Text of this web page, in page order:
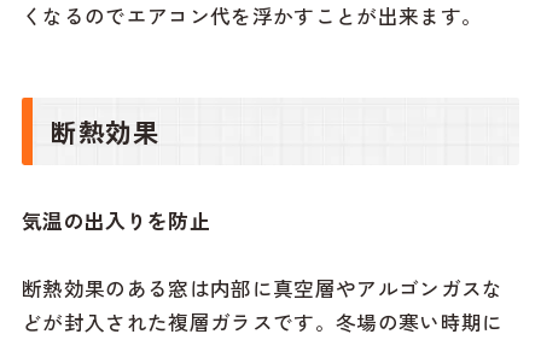
くなるのでエアコン代を浮かすことが出来ます。
断熱効果
気温の出入りを防止
断熱効果のある窓は内部に真空層やアルゴンガスな
どが封入された複層ガラスです。冬場の寒い時期に